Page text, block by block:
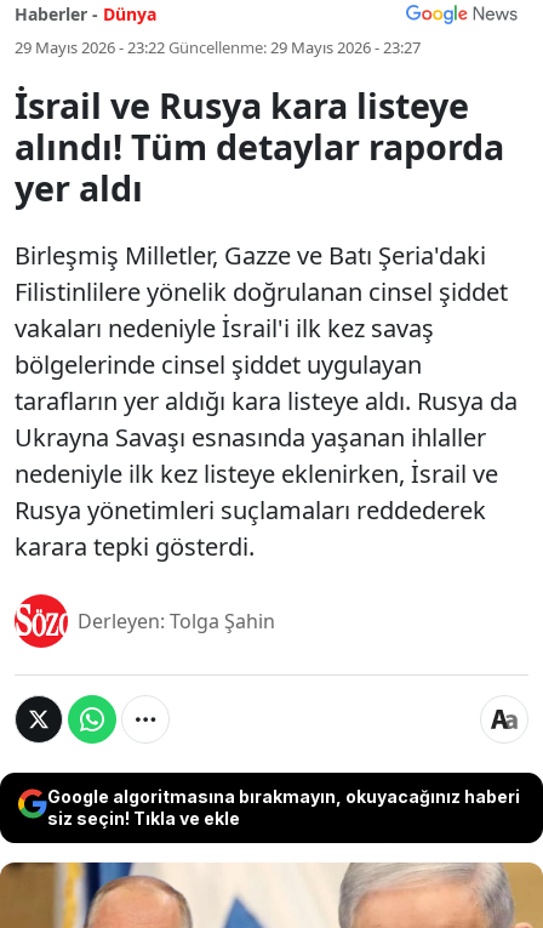
Haberler - Dünya
29 Mayıs 2026 - 23:22Güncellenme:29 Mayıs 2026 - 23:27
İsrail ve Rusya kara listeye
alındı! Tüm detaylar raporda
yer aldı
Birleşmiş Milletler, Gazze ve Batı Şeria'daki
Filistinlilere yönelik doğrulanan cinsel şiddet
vakaları nedeniyle İsrail'i ilk kez savaş
bölgelerinde cinsel şiddet uygulayan
tarafların yer aldığı kara listeye aldı. Rusya da
Ukrayna Savaşı esnasında yaşanan ihlaller
nedeniyle ilk kez listeye eklenirken, İsrail ve
Rusya yönetimleri suçlamaları reddederek
karara tepki gösterdi.
Derleyen: Tolga Şahin
Google algoritmasına bırakmayın, okuyacağınız haberi
siz seçin! Tıkla ve ekle
Birleşmiş Milletler, Gazze ve Batı Şeria'daki